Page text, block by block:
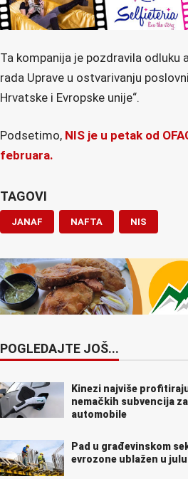
Ta kompanija je pozdravila
rada Uprave u ostvarivanju
Hrvatske i Evropske unije“.
Podsetimo, NIS je u petak od
februara.
TAGOVI
JANAF NAFTA NIS
POGLEDAJTE JOŠ...
Kinezi najviše
nemačkih subvencija
automobile
Pad u građevinskom
evrozone ublažen u julu